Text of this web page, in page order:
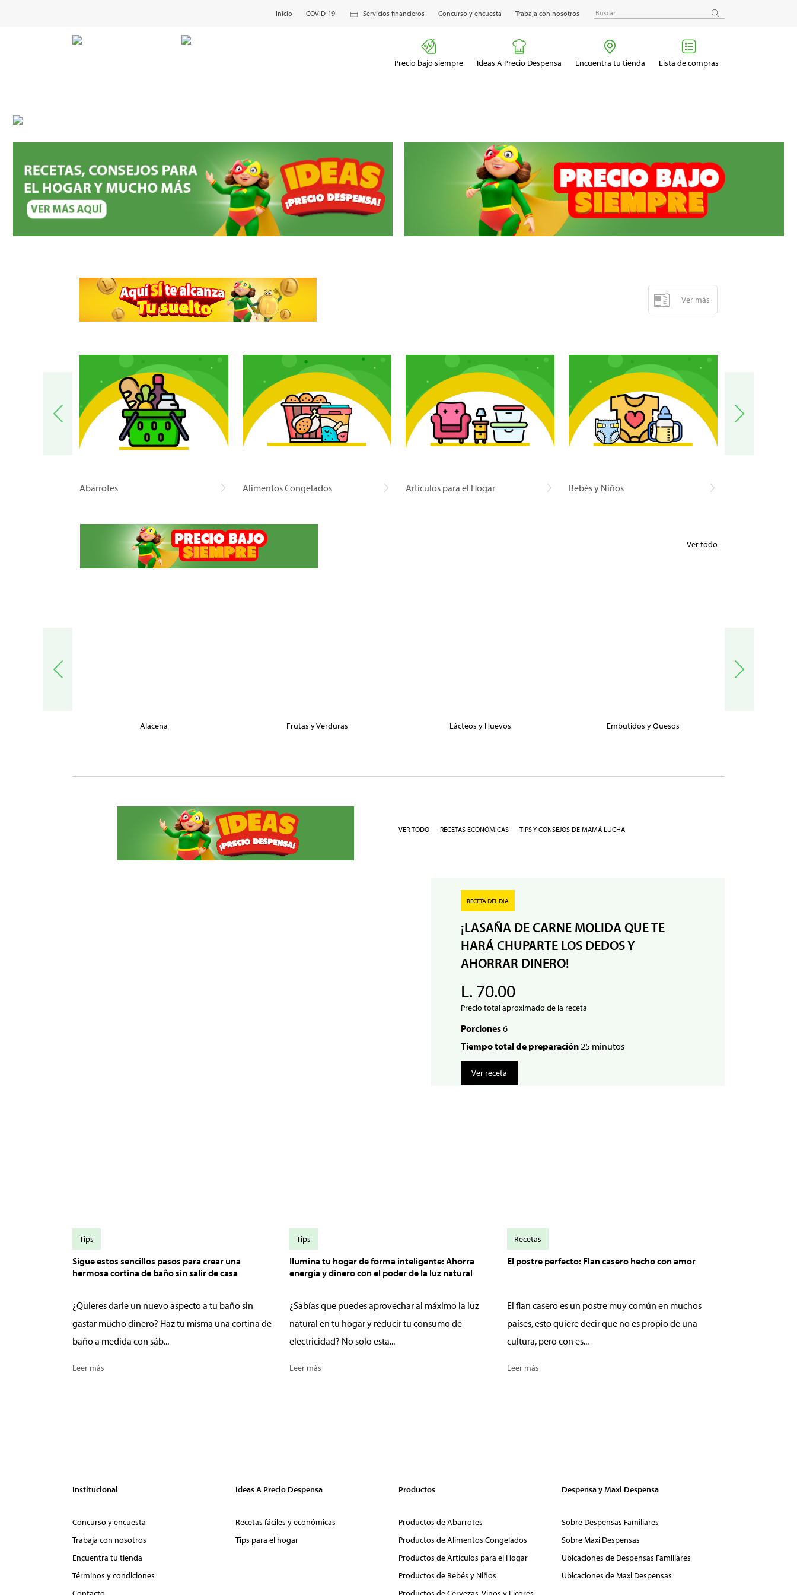
Inicio COVID-19 Servicios financieros Concurso y encuesta Trabaja con nosotros
Precio bajo siempre Ideas A Precio Despensa Encuentra tu tienda Lista de compras
Ver más
Abarrotes Alimentos Congelados Artículos para el Hogar Bebés y Niños
Ver todo
Alacena Frutas y Verduras Lácteos y Huevos Embutidos y Quesos
VER TODO RECETAS ECONÓMICAS TIPS Y CONSEJOS DE MAMÁ LUCHA
RECETA DEL DÍA
¡LASAÑA DE CARNE MOLIDA QUE TE
HARÁ CHUPARTE LOS DEDOS Y
AHORRAR DINERO!
L. 70.00
Precio total aproximado de la receta
Porciones6
Tiempo total de preparación 25 minutos
Ver receta
Sigue estos sencillos pasos para crear una
hermosa cortina de baño sin salir de casa
¿Quieres darle un nuevo aspecto a tu baño sin
gastar mucho dinero? Haz tu misma una cortina de
baño a medida con sáb...
Leer más
Tips
Ilumina tu hogar de forma inteligente: Ahorra
energía y dinero con el poder de la luz natural
¿Sabías que puedes aprovechar al máximo la luz
natural en tu hogar y reducir tu consumo de
electricidad? No solo esta...
Leer más
Tips
El postre perfecto: Flan casero hecho con amor
El flan casero es un postre muy común en muchos
países, esto quiere decir que no es propio de una
cultura, pero con es...
Leer más
Recetas
Institucional
Concurso y encuesta
Trabaja con nosotros
Encuentra tu tienda
Términos y condiciones
Ideas A Precio Despensa
Recetas fáciles y económicas
Tips para el hogar
Productos
Productos de Abarrotes
Productos de Alimentos Congelados
Productos de Artículos para el Hogar
Productos de Bebés y Niños
Despensa y Maxi Despensa
Sobre Despensas Familiares
Sobre Maxi Despensas
Ubicaciones de Despensas Familiares
Ubicaciones de Maxi Despensas